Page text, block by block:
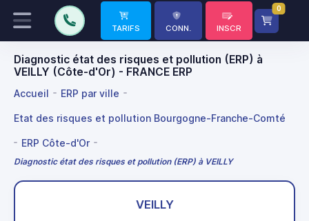
TARIFS CONN. INSCR
0
Diagnostic état des risques et pollution (ERP) à
VEILLY (Côte-d'Or) - FRANCE ERP
Accueil ERP par ville
Etat des risques et pollution Bourgogne-Franche-Comté
ERP Côte-d'Or
Diagnostic état des risques et pollution (ERP) à VEILLY
VEILLY